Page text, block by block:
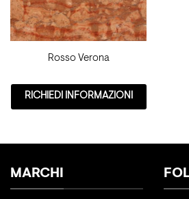
Rosso Verona
RICHIEDI INFORMAZIONI
MARCHI